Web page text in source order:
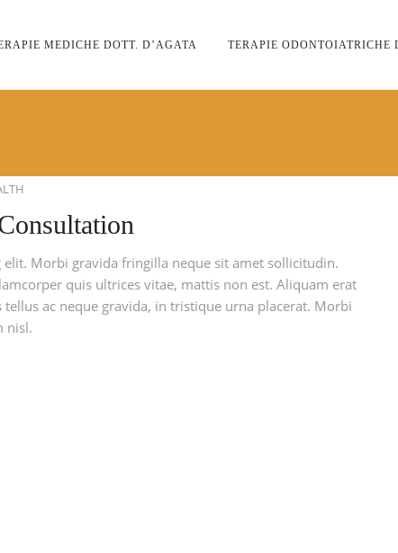
MEDICHE DOTT. D’AGATA TERAPIE ODONTOIATRICHE
Morbi gravida fringilla neque sit amet sollicitudin.
quis ultrices vitae, mattis non est. Aliquam erat
ac neque gravida, in tristique urna placerat. Morbi
nisl.